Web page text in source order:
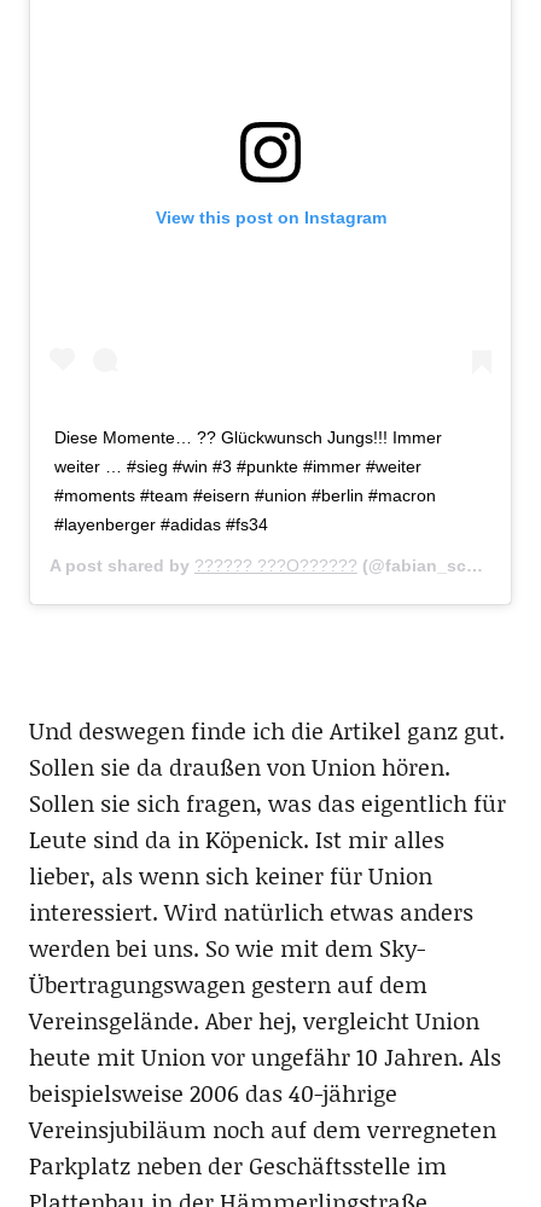
View this post on Instagram
Diese Momente… ?? Glückwunsch Jungs!!! Immer
weiter … #sieg #win #3 #punkte #immer #weiter
#moments #team #eisern #union #berlin #macron
#layenberger #adidas #fs34
A post shared by ?????? ???O?????? (@fabian_schoenheim34) on
Und deswegen finde ich die Artikel ganz gut.
Sollen sie da draußen von Union hören.
Sollen sie sich fragen, was das eigentlich für
Leute sind da in Köpenick. Ist mir alles
lieber, als wenn sich keiner für Union
interessiert. Wird natürlich etwas anders
werden bei uns. So wie mit dem Sky-
Übertragungswagen gestern auf dem
Vereinsgelände. Aber hej, vergleicht Union
heute mit Union vor ungefähr 10 Jahren. Als
beispielsweise 2006 das 40-jährige
Vereinsjubiläum noch auf dem verregneten
Parkplatz neben der Geschäftsstelle im